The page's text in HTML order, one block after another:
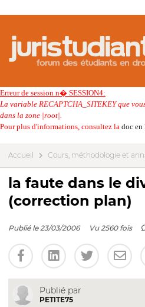
Erreur de session n� SESSION4:
La variable RECAPTCHA_SITEKEY que
dans la zone |root|.
Pour plus d'informations, consultez la doc
Accueil Cours, méthodologie et
la faute dans le
(correction plan)
Publié le 23/03/2006 Vu 2560 fois
Publié par
PETITE75